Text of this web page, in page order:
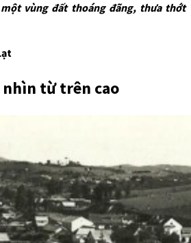
vùng đất thoáng đãng, thưa thớt
từ trên cao